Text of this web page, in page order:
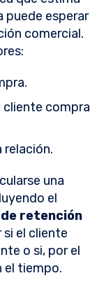
puede esperar
comercial.
cliente compra
relación.
una
el
retención
si el cliente
o si, por el
el tiempo.